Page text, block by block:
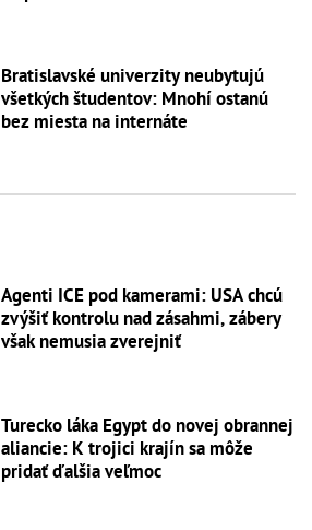
Bratislavské univerzity neubytujú
všetkých študentov: Mnohí ostanú
bez miesta na internáte
Agenti ICE pod kamerami: USA chcú
zvýšiť kontrolu nad zásahmi, zábery
však nemusia zverejniť
Turecko láka Egypt do novej obrannej
aliancie: K trojici krajín sa môže
pridať ďalšia veľmoc